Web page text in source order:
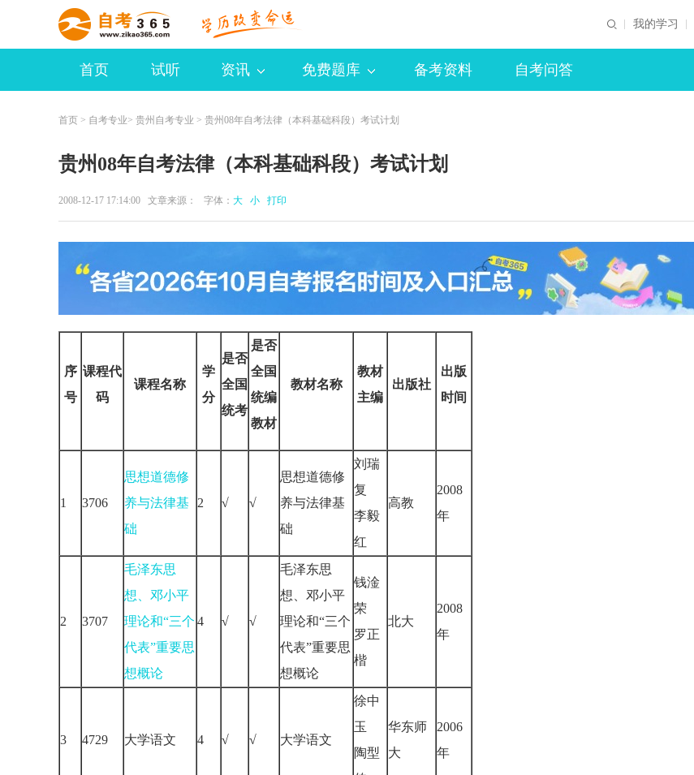
我的学习
首页 试听 资讯 免费题库 备考资料 自考问答
首页 > 自考专业> 贵州自考专业 > 贵州08年自考法律（本科基础科段）考试计划
贵州08年自考法律（本科基础科段）考试计划
2008-12-17 17:14:00 文章来源： 字体： 大 小 打印
序
号
课程代
码
课程名称
学
分
是否
全国
统考
是否
全国
统编
教材
教材名称
教材
主编
出版社
出版
时间
1 3706
思想道德修
养与法律基
础
2 √ √
思想道德修
养与法律基
础
刘瑞
复
李毅
红
高教
2008
年
2 3707
毛泽东思
想、邓小平
理论和“三个
代表”重要思
想概论
4 √ √
毛泽东思
想、邓小平
理论和“三个
代表”重要思
想概论
钱淦
荣
罗正
楷
北大
2008
年
3 4729 大学语文 4 √ √ 大学语文
徐中
玉
陶型
华东师
大
2006
年